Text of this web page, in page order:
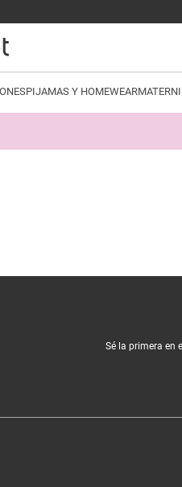
PIJAMAS Y HOMEWEAR
Sé la primera en